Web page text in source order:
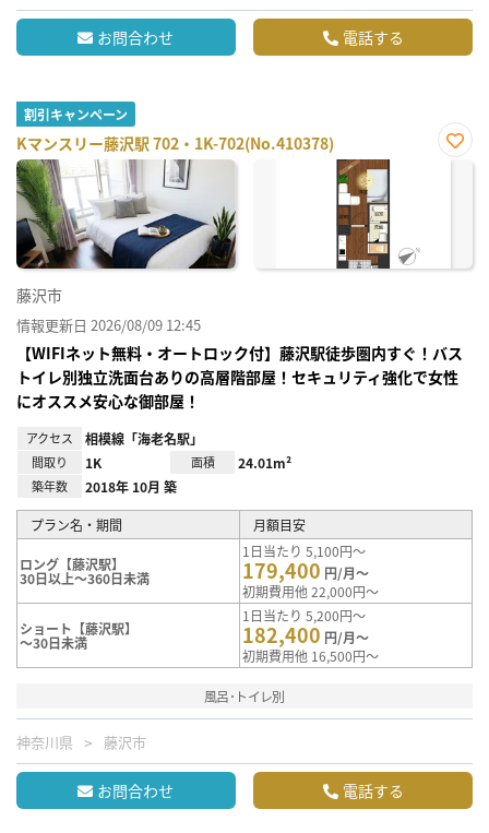
お問合わせ 電話する
割引キャンペーン
Kマンスリー藤沢駅 702・1K-702(No.410378)
お気
藤沢市
情報更新日 2026/08/09 12:45
【WIFIネット無料・オートロック付】藤沢駅徒歩圏内すぐ！バス
トイレ別独立洗面台ありの高層階部屋！セキュリティ強化で女性
にオススメ安心な御部屋！
アクセス 相模線「海老名駅」
間取り 1K 面積 24.01m²
築年数 2018年 10月 築
プラン名・期間 月額目安
ロング【藤沢駅】
30日以上～360日未満
1日当たり 5,100円～
179,400 円/月～
初期費用他 22,000円～
ショート【藤沢駅】
～30日未満
1日当たり 5,200円～
182,400 円/月～
初期費用他 16,500円～
風呂･トイレ別
神奈川県 藤沢市
お問合わせ 電話する